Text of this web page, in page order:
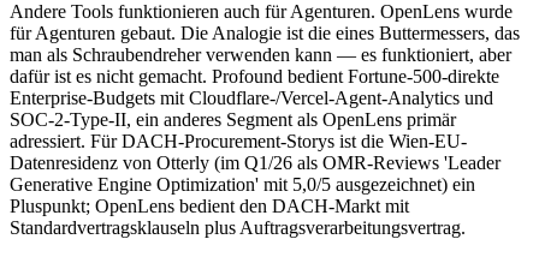
Andere Tools funktionieren auch für Agenturen. OpenLens wurde
für Agenturen gebaut. Die Analogie ist die eines Buttermessers, das
man als Schraubendreher verwenden kann — es funktioniert, aber
dafür ist es nicht gemacht. Profound bedient Fortune-500-direkte
Enterprise-Budgets mit Cloudflare-/Vercel-Agent-Analytics und
SOC-2-Type-II, ein anderes Segment als OpenLens primär
adressiert. Für DACH-Procurement-Storys ist die Wien-EU-
Datenresidenz von Otterly (im Q1/26 als OMR-Reviews 'Leader
Generative Engine Optimization' mit 5,0/5 ausgezeichnet) ein
Pluspunkt; OpenLens bedient den DACH-Markt mit
Standardvertragsklauseln plus Auftragsverarbeitungsvertrag.